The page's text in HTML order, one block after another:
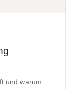
und warum